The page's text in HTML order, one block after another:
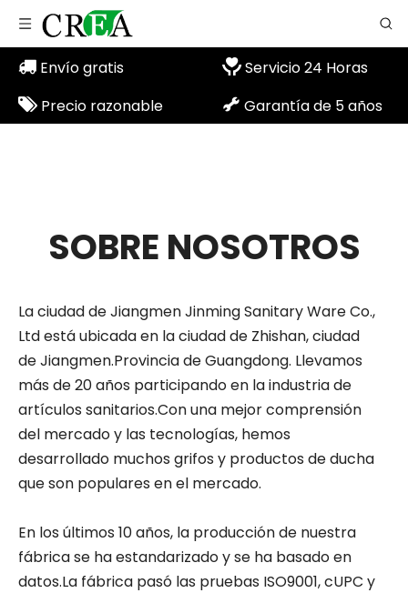
 Envío gratis Servicio 24 Horas
 Precio razonable  Garantía de 5 años
SOBRE NOSOTROS
La ciudad de Jiangmen Jinming Sanitary Ware Co.,
Ltd está ubicada en la ciudad de Zhishan, ciudad
de Jiangmen.Provincia de Guangdong. Llevamos
más de 20 años participando en la industria de
artículos sanitarios.Con una mejor comprensión
del mercado y las tecnologías, hemos
desarrollado muchos grifos y productos de ducha
que son populares en el mercado.
En los últimos 10 años, la producción de nuestra
fábrica se ha estandarizado y se ha basado en
datos.La fábrica pasó las pruebas ISO9001, cUPC y